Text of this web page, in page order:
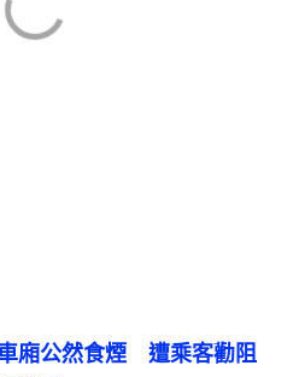
廂公然食煙　遭乘客勸阻